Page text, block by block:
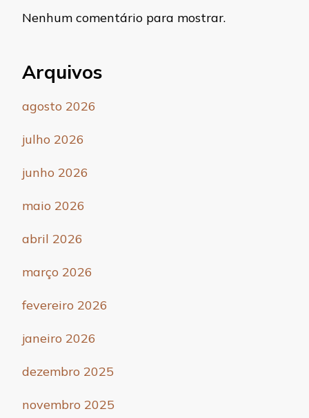
Nenhum comentário para mostrar.
Arquivos
agosto 2026
julho 2026
junho 2026
maio 2026
abril 2026
março 2026
fevereiro 2026
janeiro 2026
dezembro 2025
novembro 2025